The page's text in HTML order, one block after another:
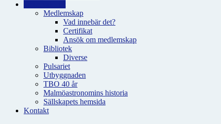
Medlemskap
Vad innebär det?
Certifikat
Ansök om medlemskap
Bibliotek
Diverse
Pulsariet
Utbyggnaden
TBO 40 år
Malmöastronomins historia
Sällskapets hemsida
Kontakt